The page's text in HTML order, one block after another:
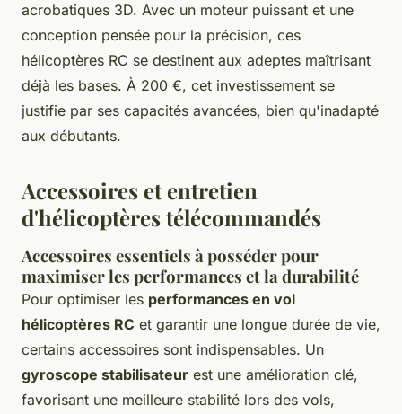
acrobatiques 3D. Avec un moteur puissant et une
conception pensée pour la précision, ces
hélicoptères RC se destinent aux adeptes maîtrisant
déjà les bases. À 200 €, cet investissement se
justifie par ses capacités avancées, bien qu'inadapté
aux débutants.
Accessoires et entretien
d'hélicoptères télécommandés
Accessoires essentiels à posséder pour
maximiser les performances et la durabilité
Pour optimiser les performances en vol
hélicoptères RC et garantir une longue durée de vie,
certains accessoires sont indispensables. Un
gyroscope stabilisateur est une amélioration clé,
favorisant une meilleure stabilité lors des vols,